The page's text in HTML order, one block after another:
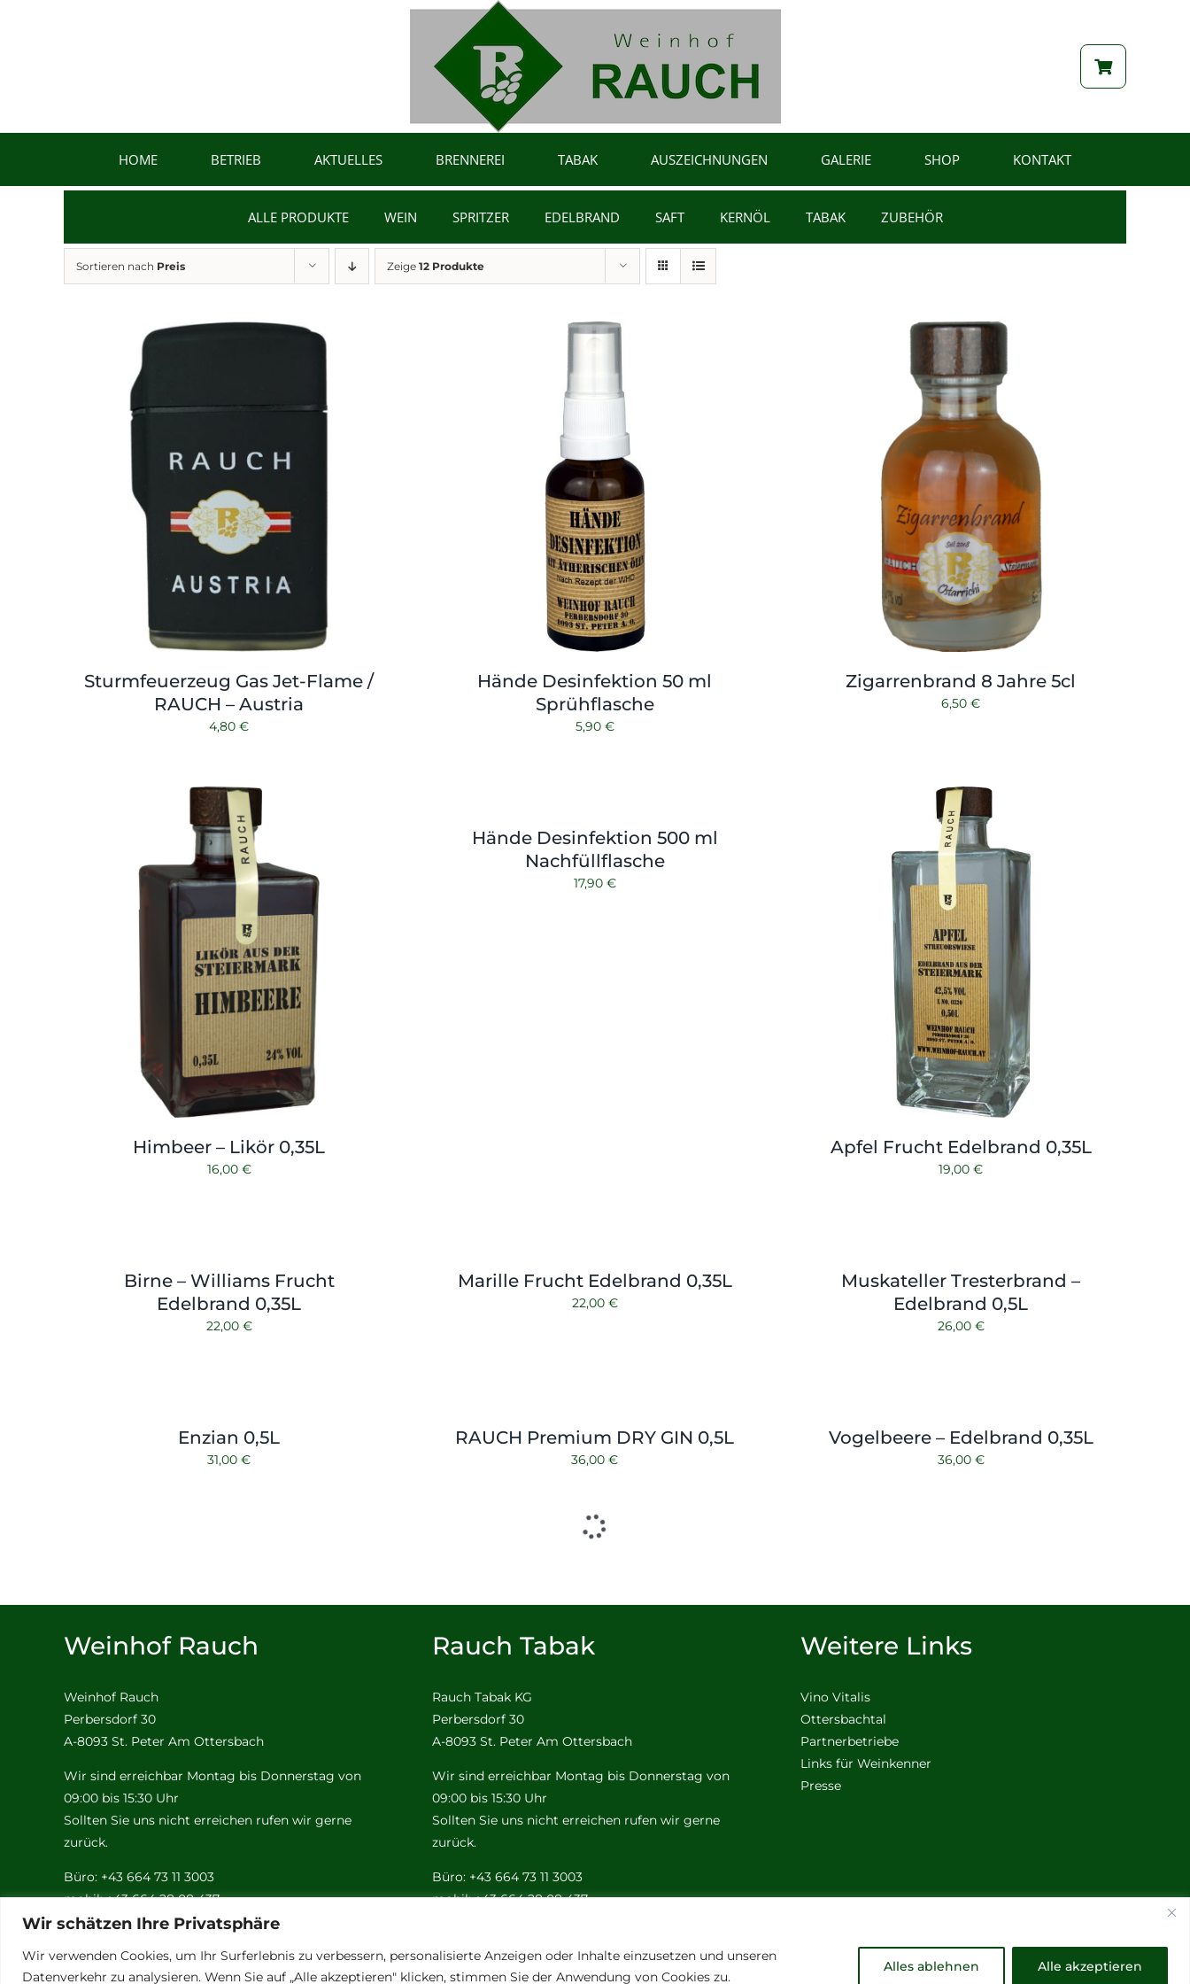
Wir schätzen Ihre Privatsphäre
Wir verwenden Cookies, um Ihr Surferlebnis zu verbessern, personalisierte Anzeigen oder Inhalte einzusetzen und unseren
Datenverkehr zu analysieren. Wenn Sie auf „Alle akzeptieren" klicken, stimmen Sie der Anwendung von Cookies zu.
Alles ablehnen Alle akzeptieren
HOME BETRIEB AKTUELLES BRENNEREI TABAK AUSZEICHNUNGEN GALERIE SHOP KONTAKT
ALLE PRODUKTE WEIN SPRITZER EDELBRAND SAFT KERNÖL TABAK ZUBEHÖR
Sortieren nach Preis Zeige 12 Produkte
Sturmfeuerzeug Gas Jet-Flame /
RAUCH – Austria
4,80€
Hände Desinfektion 50 ml
Sprühflasche
5,90 €
Zigarrenbrand 8 Jahre 5cl
6,50€
Himbeer – Likör 0,35L
16,00 €
Hände Desinfektion 500 ml
Nachfüllflasche
17,90 €
Apfel Frucht Edelbrand 0,35L
19,00€
Birne – Williams Frucht
Edelbrand 0,35L
22,00 €
Marille Frucht Edelbrand 0,35L
22,00 €
Muskateller Tresterbrand –
Edelbrand 0,5L
26,00 €
Enzian 0,5L
31,00€
RAUCH Premium DRY GIN 0,5L
36,00€
Vogelbeere – Edelbrand 0,35L
36,00 €
Weinhof Rauch
Weinhof Rauch
Perbersdorf 30
A-8093 St. Peter Am Ottersbach
Wir sind erreichbar Montag bis Donnerstag von
09:00 bis 15:30 Uhr
Sollten Sie uns nicht erreichen rufen wir gerne
zurück.
Büro: +43 664 73 11 3003
mobil: +43 664 28 08 437
Email:rauch@weinhof-rauch.at
Rauch Tabak
Rauch Tabak KG
Perbersdorf 30
A-8093 St. Peter Am Ottersbach
Wir sind erreichbar Montag bis Donnerstag von
09:00 bis 15:30 Uhr
Sollten Sie uns nicht erreichen rufen wir gerne
zurück.
Büro: +43 664 73 11 3003
mobil: +43 664 28 08 437
Weitere Links
Vino Vitalis
Ottersbachtal
Partnerbetriebe
Links für Weinkenner
Presse